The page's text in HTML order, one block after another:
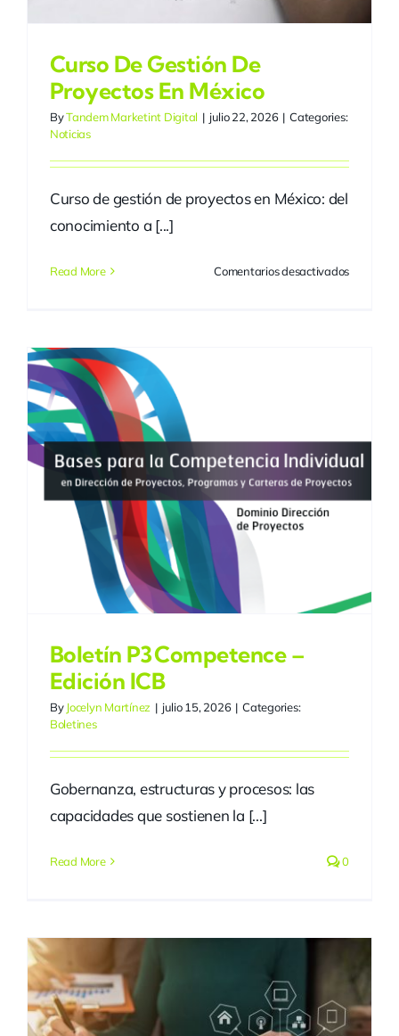
Curso De Gestión De
Proyectos En México
ByTandem Marketint Digital | julio 22, 2026 | Categories:
Noticias
Curso de gestión de proyectos en México: del
conocimiento a [...]
Read More Comentarios desactivadosen
Boletín P3 Competence –
Edición ICB
By Jocelyn Martínez | julio 15, 2026 | Categories:
Boletines
Gobernanza, estructuras y procesos: las
capacidades que sostienen la [...]
Read More 0